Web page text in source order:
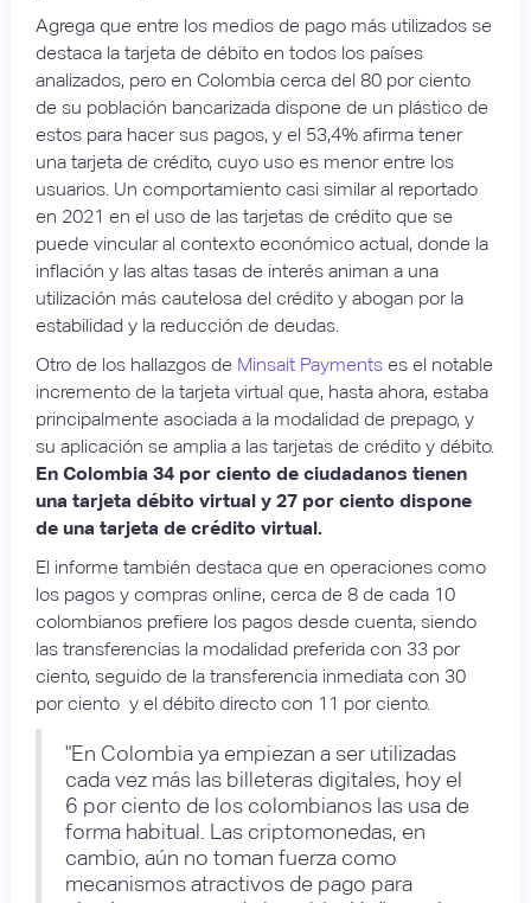
Agrega que entre los medios de pago más utilizados se
destaca la tarjeta de débito en todos los países
analizados, pero en Colombia cerca del 80 por ciento
de su población bancarizada dispone de un plástico de
estos para hacer sus pagos, y el 53,4% afirma tener
una tarjeta de crédito, cuyo uso es menor entre los
usuarios. Un comportamiento casi similar al reportado
en 2021 en el uso de las tarjetas de crédito que se
puede vincular al contexto económico actual, donde la
inflación y las altas tasas de interés animan a una
utilización más cautelosa del crédito y abogan por la
estabilidad y la reducción de deudas.
Otro de los hallazgos de Minsait Payments es el notable
incremento de la tarjeta virtual que, hasta ahora, estaba
principalmente asociada a la modalidad de prepago, y
su aplicación se amplia a las tarjetas de crédito y débito.
En Colombia 34 por ciento de ciudadanos tienen
una tarjeta débito virtual y 27 por ciento dispone
de una tarjeta de crédito virtual.
El informe también destaca que en operaciones como
los pagos y compras online, cerca de 8 de cada 10
colombianos prefiere los pagos desde cuenta, siendo
las transferencias la modalidad preferida con 33 por
ciento, seguido de la transferencia inmediata con 30
por ciento y el débito directo con 11 por ciento.
"En Colombia ya empiezan a ser utilizadas
cada vez más las billeteras digitales, hoy el
6 por ciento de los colombianos las usa de
forma habitual. Las criptomonedas, en
cambio, aún no toman fuerza como
mecanismos atractivos de pago para